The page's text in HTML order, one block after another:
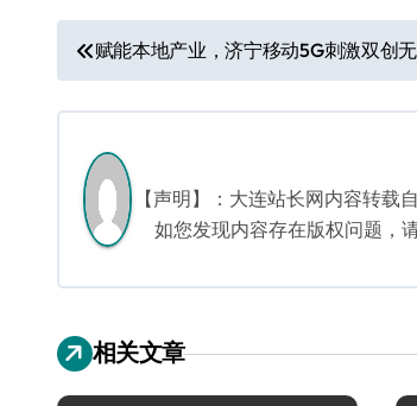
文
章
航
赋能本地产业，济宁移动5G刺激双创
【声明】：大连站长网内容转载
如您发现内容存在版权问题，
相关文章